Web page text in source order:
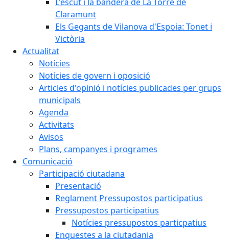
Claramunt
Els Gegants de Vilanova d'Espoia: Tonet i
Victòria
Actualitat
Notícies
Notícies de govern i oposició
Articles d'opinió i notícies publicades per grups
municipals
Agenda
Activitats
Avisos
Plans, campanyes i programes
Comunicació
Participació ciutadana
Presentació
Reglament Pressupostos participatius
Pressupostos participatius
Notícies pressupostos particpatius
Enquestes a la ciutadania